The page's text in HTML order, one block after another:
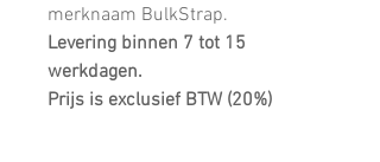
merknaam BulkStrap.
Levering binnen 7 tot 15
werkdagen.
Prijs is exclusief BTW (20%)